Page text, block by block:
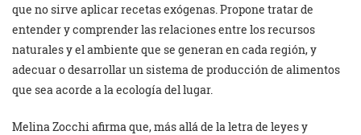
que no sirve aplicar recetas exógenas. Propone tratar de
entender y comprender las relaciones entre los recursos
naturales y el ambiente que se generan en cada región, y
adecuar o desarrollar un sistema de producción de alimentos
que sea acorde a la ecología del lugar.
Melina Zocchi afirma que, más allá de la letra de leyes y